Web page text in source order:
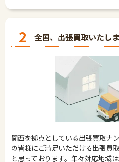
2 全国、出張買取いたし
関西を拠点としている出張買取ナ
の皆様にご満足いただける出張買
と思っております。年々対応地域